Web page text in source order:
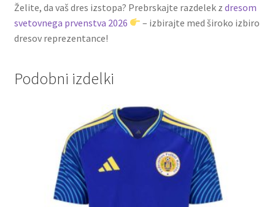
Želite, da vaš dres izstopa? Prebrskajte razdelek z dresom
svetovnega prvenstva 2026
– izbirajte med široko izbiro
dresov reprezentance!
Podobni izdelki